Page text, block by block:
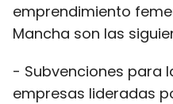
emprendimiento
Mancha son las
- Subvenciones para
empresas lideradas